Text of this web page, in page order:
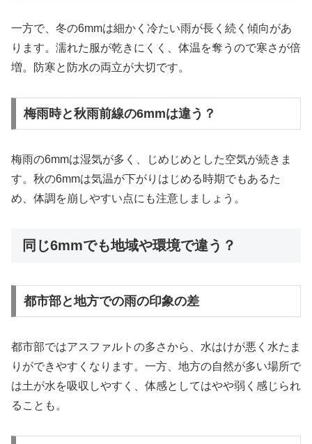
一方で、冬の6mmは細かく冷たい雨が長く続く傾向があ
ります。濡れた服が乾きにくく、体温を奪うので寒さが倍
増。防寒と防水の両立が大切です。
梅雨時と秋雨前線の6mmは違う？
梅雨の6mmは湿気が多く、じめじめとした空気が続きま
す。秋の6mmは気温が下がりはじめる時期でもあるた
め、体調を崩しやすい点にも注意しましょう。
同じ6mmでも地域や環境で違う？
都市部と地方での雨の印象の差
都市部ではアスファルトの多さから、水はけが悪く水たま
りができやすくなります。一方、地方の自然が多い場所で
は土が水を吸収しやすく、体感としてはやや弱く感じられ
ることも。